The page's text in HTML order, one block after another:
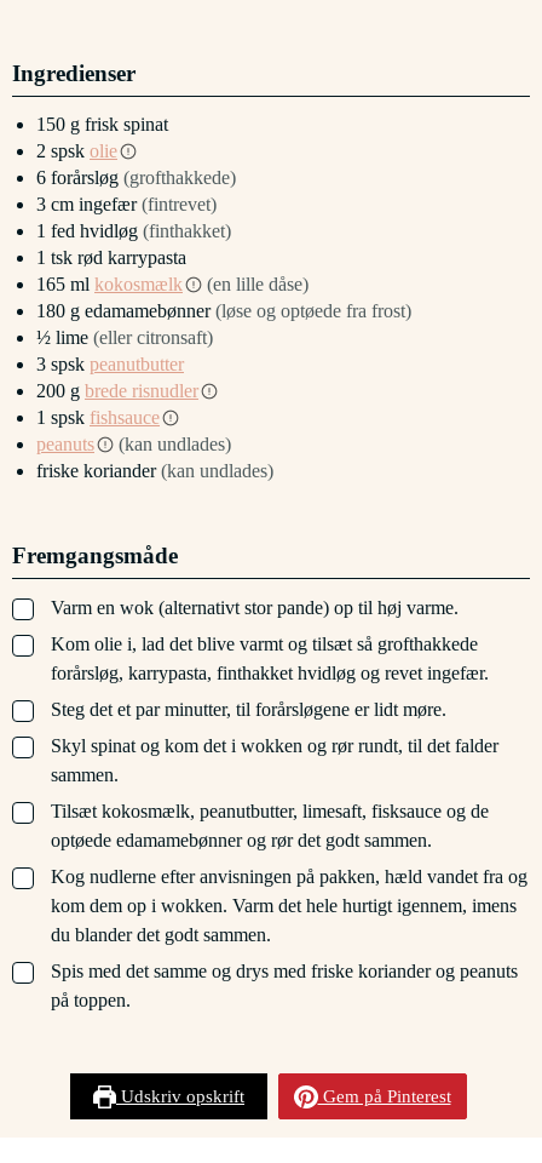
Ingredienser
150 g frisk spinat
2 spsk olie
6 forårsløg (grofthakkede)
3 cm ingefær (fintrevet)
1 fed hvidløg (finthakket)
1 tsk rød karrypasta
165 ml kokosmælk
(en lille dåse)
180 g edamamebønner (løse og optøede fra frost)
½ lime (eller citronsaft)
3 spsk peanutbutter
200 g brede risnudler
1 spsk fishsauce
peanuts
(kan undlades)
friske koriander (kan undlades)
Fremgangsmåde
▢
Varm en wok (alternativt stor pande) op til høj varme.
▢
Kom olie i, lad det blive varmt og tilsæt så grofthakkede
forårsløg, karrypasta, finthakket hvidløg og revet ingefær.
▢
Steg det et par minutter, til forårsløgene er lidt møre.
▢
Skyl spinat og kom det i wokken og rør rundt, til det falder
sammen.
▢
Tilsæt kokosmælk, peanutbutter, limesaft, fisksauce og de
optøede edamamebønner og rør det godt sammen.
▢
Kog nudlerne efter anvisningen på pakken, hæld vandet fra og
kom dem op i wokken. Varm det hele hurtigt igennem, imens
du blander det godt sammen.
▢
Spis med det samme og drys med friske koriander og peanuts
på toppen.
Udskriv opskrift Gem på Pinterest